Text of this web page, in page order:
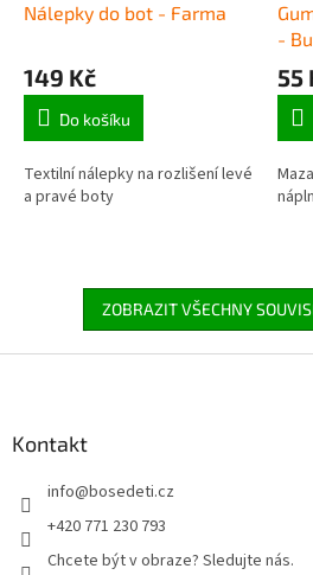
Nálepky do bot - Farma
149 Kč
Do košíku
Textilní nálepky na rozlišení levé
a pravé boty
-
55
ZOBRAZIT VŠECHNY
Kontakt
info@bosedeti.cz
+420 771 230 793
Chcete být v obraze? Sledujte nás.